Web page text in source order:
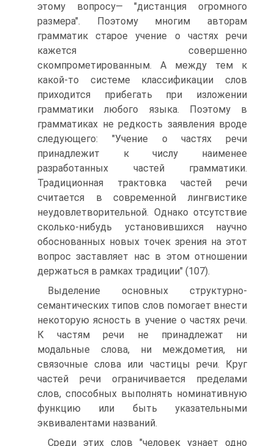
этому вопросу— "дистанция огромного
размера". Поэтому многим авторам
грамматик старое учение о частях речи
кажется совершенно
скомпрометированным. А между тем к
какой-то системе классификации слов
приходится прибегать при изложении
грамматики любого языка. Поэтому в
грамматиках не редкость заявления вроде
следующего: "Учение о частях речи
принадлежит к числу наименее
разработанных частей грамматики.
Традиционная трактовка частей речи
считается в современной лингвистике
неудовлетворительной. Однако отсутствие
сколько-нибудь установившихся научно
обоснованных новых точек зрения на этот
вопрос заставляет нас в этом отношении
держаться в рамках традиции" (107).
Выделение основных структурно-
семантических типов слов помогает внести
некоторую ясность в учение о частях речи.
К частям речи не принадлежат ни
модальные слова, ни междометия, ни
связочные слова или частицы речи. Круг
частей речи ограничивается пределами
слов, способных выполнять номинативную
функцию или быть указательными
эквивалентами названий.
Среди этих слов "человек узнает одно